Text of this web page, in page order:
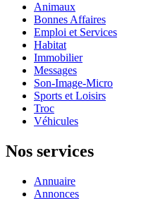
Animaux
Bonnes Affaires
Emploi et Services
Habitat
Immobilier
Messages
Son-Image-Micro
Sports et Loisirs
Troc
Véhicules
Nos services
Annuaire
Annonces